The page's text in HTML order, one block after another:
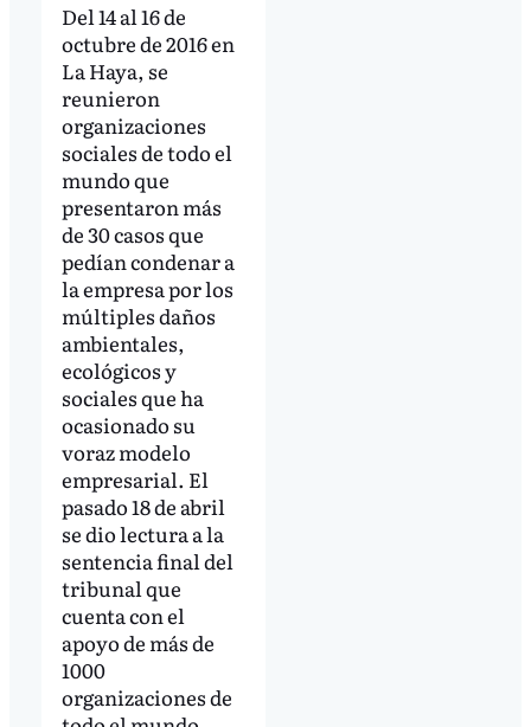
Del 14 al 16 de
octubre de 2016 en
La Haya, se
reunieron
organizaciones
sociales de todo el
mundo que
presentaron más
de 30 casos que
pedían condenar a
la empresa por los
múltiples daños
ambientales,
ecológicos y
sociales que ha
ocasionado su
voraz modelo
empresarial. El
pasado 18 de abril
se dio lectura a la
sentencia final del
tribunal que
cuenta con el
apoyo de más de
1000
organizaciones de